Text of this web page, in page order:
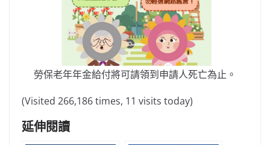
勞保老年年金給付將可請領到申請人死亡為止。
(Visited 266,186 times, 11 visits today)
延伸閱讀